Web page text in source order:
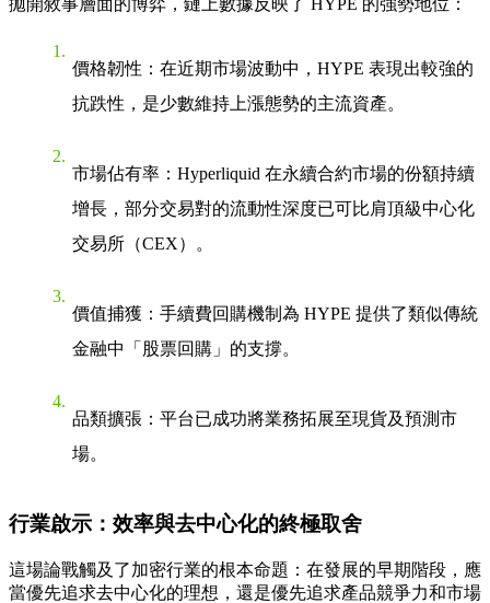
拋開敘事層面的博弈，鏈上數據反映了 HYPE 的強勢地位：
價格韌性 ：在近期市場波動中，HYPE 表現出較強的
抗跌性，是少數維持上漲態勢的主流資產。
市場佔有率 ：Hyperliquid 在永續合約市場的份額持續
增長，部分交易對的流動性深度已可比肩頂級中心化
交易所（CEX）。
價值捕獲 ：手續費回購機制為 HYPE 提供了類似傳統
金融中「股票回購」的支撐。
品類擴張 ：平台已成功將業務拓展至現貨及預測市
場。
行業啟示：效率與去中心化的終極取舍
這場論戰觸及了加密行業的根本命題：在發展的早期階段，應
當優先追求去中心化的理想，還是優先追求產品競爭力和市場